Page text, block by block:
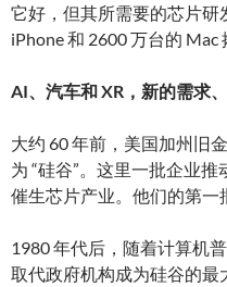
它好，但其所需要的芯片研
iPhone 和 2600 万台的 Mac
AI、汽车和 XR，新的需求
大约 60 年前，美国加州旧
为 “硅谷”。这里一批企业推
催生芯片产业。他们的第一
1980 年代后，随着计算机
取代政府机构成为硅谷的最